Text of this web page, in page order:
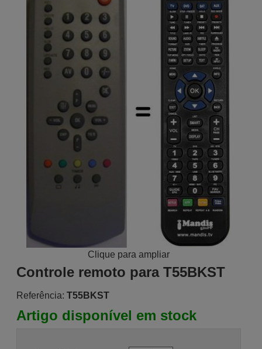
Clique para ampliar
Controle remoto para T55BKST
Referência: T55BKST
Artigo disponível em stock